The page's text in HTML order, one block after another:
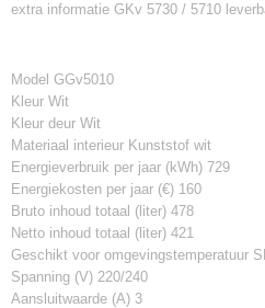
extra informatie GKv 5730 / 5710
Model GGv5010
Kleur Wit
Kleur deur Wit
Materiaal interieur Kunststof wit
Energieverbruik per jaar (kWh) 729
Energiekosten per jaar (€) 160
Bruto inhoud totaal (liter) 478
Netto inhoud totaal (liter) 421
Geschikt voor omgevingstemperatuur
Spanning (V) 220/240
Aansluitwaarde (A) 3